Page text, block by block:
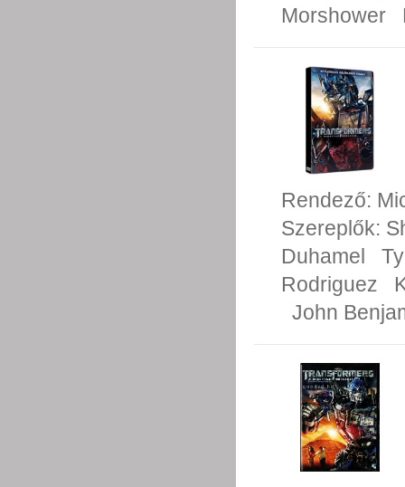
Morshower
Rendező:
Szereplők:
Duhamel
Rodriguez
John